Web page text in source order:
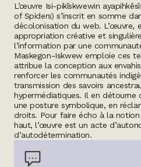
L’œuvre Isi-pikîskwewin
of Spiders) s’inscrit en somme
décolonisation du web. L’œuvre,
appropriation créative et
l’information par une
Maskegon-Iskwew emploie ces
attribue la conception aux
renforcer les communautés
transmission des savoirs
hypermédiatiques. Il en
une posture symbolique, en
droits. Pour faire écho à la
haut, l’œuvre est un acte
d’autodétermination.